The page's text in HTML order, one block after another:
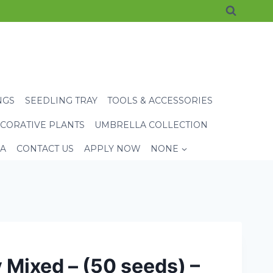
SEEDLING TRAY TOOLS & ACCESSORIES
PLANTS UMBRELLA COLLECTION
CONTACT US APPLY NOW NONE
– (50 seeds) –